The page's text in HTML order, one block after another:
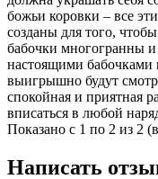
божьи коровки – все
созданы для того,
бабочки многогранны
настоящими бабочками
выигрышно будут
спокойная и приятная
вписаться в любой
Показано с 1 по 2 из 2
Написать